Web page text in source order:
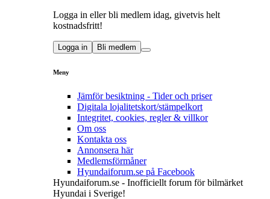
Logga in eller bli medlem idag, givetvis helt
kostnadsfritt!
Logga in Bli medlem
Meny
Jämför besiktning - Tider och priser
Digitala lojalitetskort/stämpelkort
Integritet, cookies, regler & villkor
Om oss
Kontakta oss
Annonsera här
Medlemsförmåner
Hyundaiforum.se på Facebook
Hyundaiforum.se - Inofficiellt forum för bilmärket
Hyundai i Sverige!